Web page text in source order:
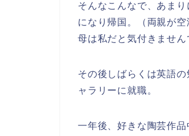
そんなこんなで、あま
になり帰国。（両親が
母は私だと気付きません
その後しばらくは英語
ャラリーに就職。
一年後、好きな陶芸作